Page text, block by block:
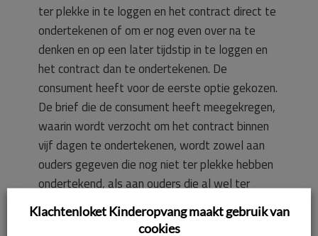
ter plekke in te loggen en het contract direct te
ondertekenen of om er nog even over na te
denken en op een later tijdstip in te loggen en
het contract dan te ondertekenen. De
consument heeft voor de eerste optie gekozen.
De brief die de consument heeft meegekregen,
waarin wordt verzocht om het contract binnen
vijf dagen te ondertekenen, wordt zowel aan
ouders gegeven die nog niet ter plekke hebben
ondertekend, als aan ouders die al wel ter
plekke hebben ondertekend. Alle medewerkers
zijn geïnstrueerd dat zij niet digitaal voor
Klachtenloket Kinderopvang maakt gebruik van
cookies